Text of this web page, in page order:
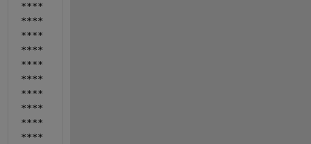
****
****
****
****
****
****
****
****
****
****